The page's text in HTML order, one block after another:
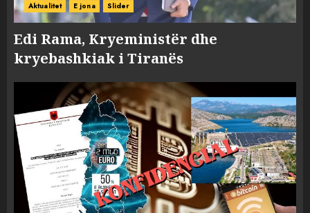
Aktualitet E jona Slider
Edi Rama, Kryeministër dhe
kryebashkiak i Tiranës